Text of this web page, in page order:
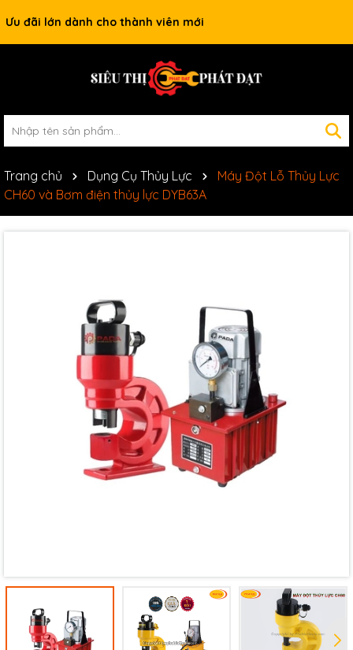
Ưu đãi lớn dành cho thành viên mới
Trang chủ Dụng Cụ Thủy Lực
Máy Đột Lỗ Thủy Lực
CH60 và Bơm điện thủy lực DYB63A
Điều kiện: